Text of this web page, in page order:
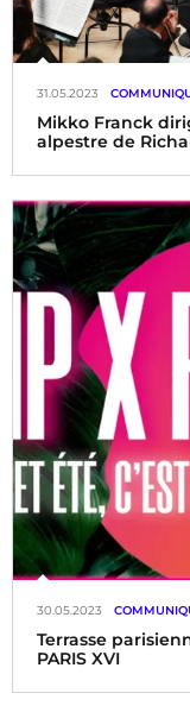
Mikko Franck
alpestre de
31.05.2023
Terrasse
PARIS XVI
30.05.2023